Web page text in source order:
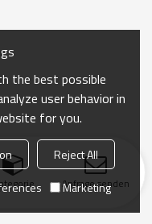
Anfrage senden
the best possible
user behavior in
for you.
Reject All
Marketing